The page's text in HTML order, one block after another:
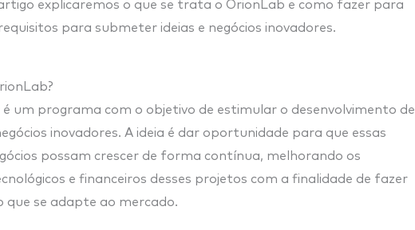
explicaremos o que se trata o OrionLab e como fazer para
para submeter ideias e negócios inovadores.
é um programa com o objetivo de estimular o desenvolvimento de
inovadores. A ideia é dar oportunidade para que essas
possam crescer de forma contínua, melhorando os
e financeiros desses projetos com a finalidade de fazer
que se adapte ao mercado.